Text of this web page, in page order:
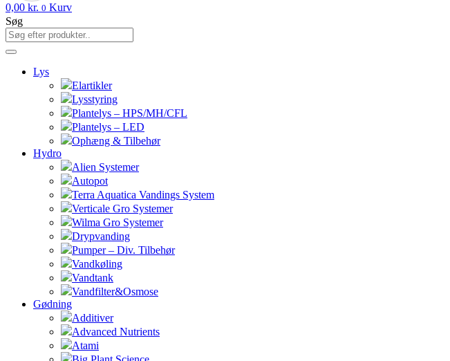
0,00 kr. 0 Kurv
Søg
Lys
Elartikler
Lysstyring
Plantelys – HPS/MH/CFL
Plantelys – LED
Ophæng & Tilbehør
Hydro
Alien Systemer
Autopot
Terra Aquatica Vandings System
Verticale Gro Systemer
Wilma Gro Systemer
Drypvanding
Pumper – Div. Tilbehør
Vandkøling
Vandtank
Vandfilter&Osmose
Gødning
Additiver
Advanced Nutrients
Atami